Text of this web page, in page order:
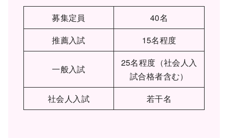
募集定員
40名
推薦入試
15名程度
一般入試
25名程度（社会人入
試合格者含む）
社会人入試
若干名